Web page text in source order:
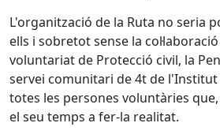
L'organització de la Ruta no seria
ells i sobretot sense la
voluntariat de Protecció civil, la
servei comunitari de 4t de
totes les persones voluntàries
el seu temps a fer-la realitat.